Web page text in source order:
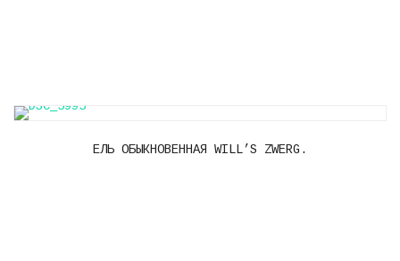
ЕЛЬ ОБЫКНОВЕННАЯ WILL’S ZWERG.